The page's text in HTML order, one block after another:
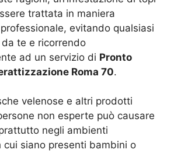
trattata in maniera
evitando qualsiasi
te e ricorrendo
ad un servizio di Pronto
Roma 70.
velenose e altri prodotti
non esperte può causare
negli ambienti
cui siano presenti bambini o